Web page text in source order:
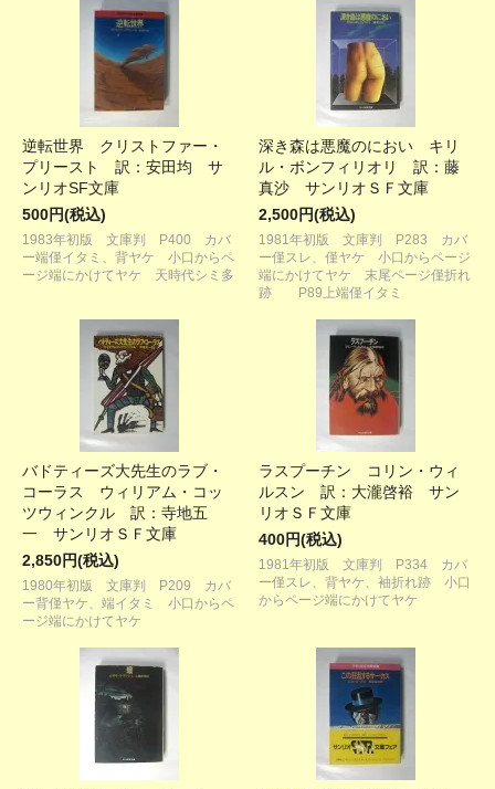
逆転世界 クリストファー・
プリースト 訳：安田均 サ
ンリオSF文庫
500円(税込)
1983年初版 文庫判 P400 カバ
ー端僅イタミ、背ヤケ 小口からペ
ージ端にかけてヤケ 天時代シミ多
深き森は悪魔のにおい キリ
ル・ボンフィリオリ 訳：藤
真沙 サンリオＳＦ文庫
2,500円(税込)
1981年初版 文庫判 P283 カバ
ー僅スレ、僅ヤケ 小口からページ
端にかけてヤケ 末尾ページ僅折れ
跡 P89上端僅イタミ
バドティーズ大先生のラブ・
コーラス ウィリアム・コッ
ツウィンクル 訳：寺地五
一 サンリオＳＦ文庫
2,850円(税込)
1980年初版 文庫判 P209 カバ
ー背僅ヤケ、端イタミ 小口からペ
ージ端にかけてヤケ
ラスプーチン コリン・ウィ
ルスン 訳：大瀧啓裕 サン
リオＳＦ文庫
400円(税込)
1981年初版 文庫判 P334 カバ
ー僅スレ、背ヤケ、袖折れ跡 小口
からページ端にかけてヤケ